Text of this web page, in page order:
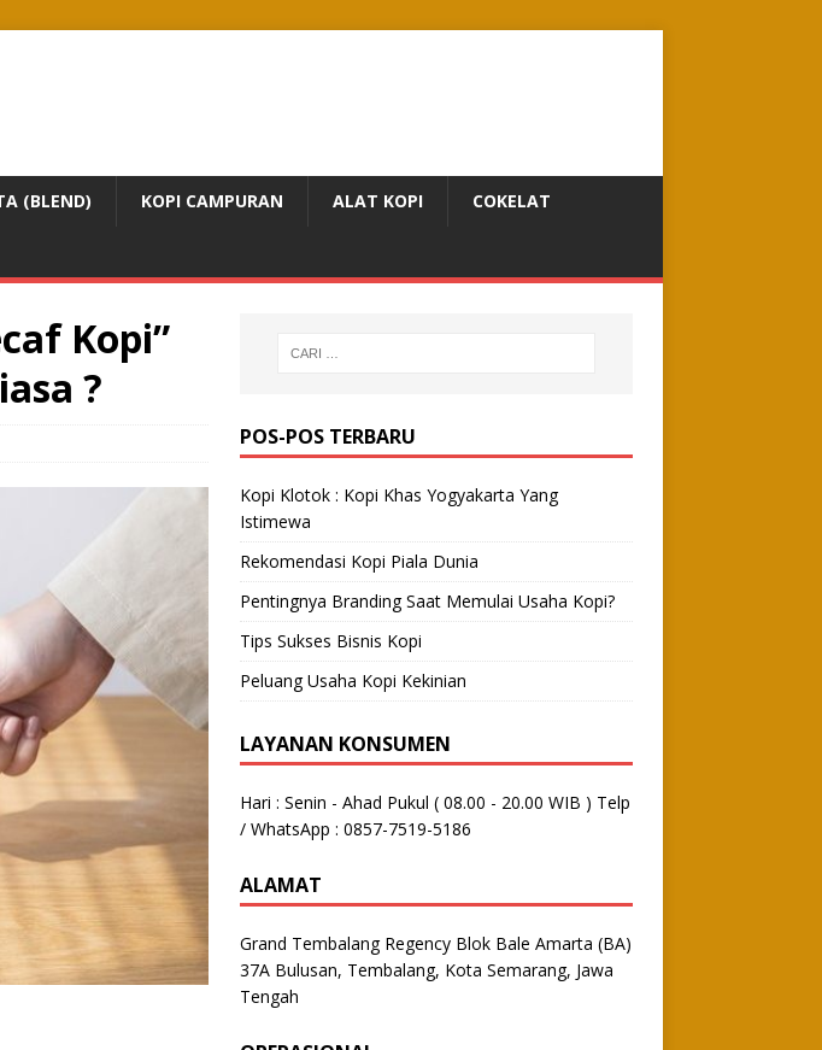
(BLEND) KOPI CAMPURAN ALAT KOPI COKELAT
Kopi”
?
POS-POS TERBARU
Kopi Klotok : Kopi Khas Yogyakarta Yang
Istimewa
Rekomendasi Kopi Piala Dunia
Pentingnya Branding Saat Memulai Usaha Kopi?
Tips Sukses Bisnis Kopi
Peluang Usaha Kopi Kekinian
LAYANAN KONSUMEN
Hari : Senin - Ahad Pukul ( 08.00 - 20.00 WIB ) Telp
/ WhatsApp : 0857-7519-5186
ALAMAT
Grand Tembalang Regency Blok Bale Amarta (BA)
37A Bulusan, Tembalang, Kota Semarang, Jawa
Tengah